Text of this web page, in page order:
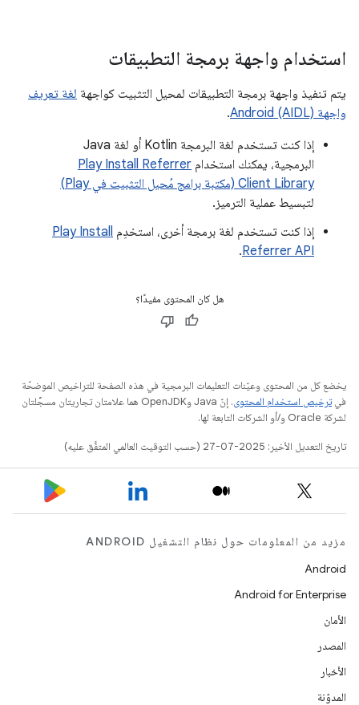
استخدام واجهة برمجة التطبيقات
يتم تنفيذ واجهة برمجة التطبيقات لمحيل التثبيت كواجهة لغة تعريف
واجهة Android (AIDL)
.
إذا كنت تستخدم لغة البرمجة Kotlin أو لغة Java
البرمجية، يمكنك استخدام Play Install Referrer
Client Library (مكتبة برامج مُحيل التثبيت في Play)
لتبسيط عملية الترميز.
إذا كنت تستخدم لغة برمجة أخرى، استخدِم Play Install
Referrer API
.
هل كان المحتوى مفيدًا؟
يخضع كل من المحتوى وعيّنات التعليمات البرمجية في هذه الصفحة للتراخيص الموضحّة
فيترخيص استخدام المحتوى
. إنّ Java وOpenJDK هما علامتان تجاريتان مسجَّلتان
لشركة Oracle و/أو الشركات التابعة لها.
تاريخ التعديل الأخير: 2025-07-27 (حسب التوقيت العالمي المتفَّق عليه)
مزيد من المعلومات حول نظام التشغيل ANDROID
Android
Android for Enterprise
الأمان
المصدر
الأخبار
المدوّنة